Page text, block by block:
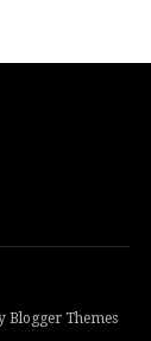
Blogger Themes